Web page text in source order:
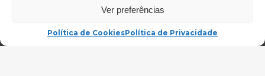
Ver preferências
Política de CookiesPolítica de Privacidade